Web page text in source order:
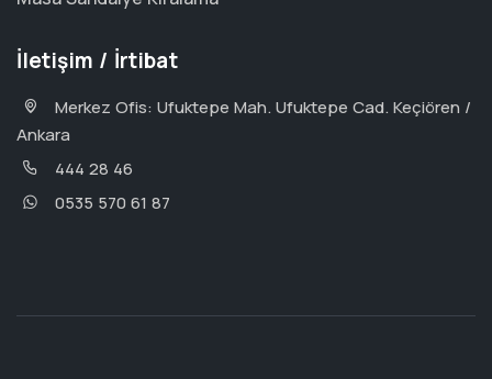
İletişim / İrtibat
Merkez Ofis: Ufuktepe Mah. Ufuktepe Cad. Keçiören /
Ankara
444 28 46
0535 570 61 87